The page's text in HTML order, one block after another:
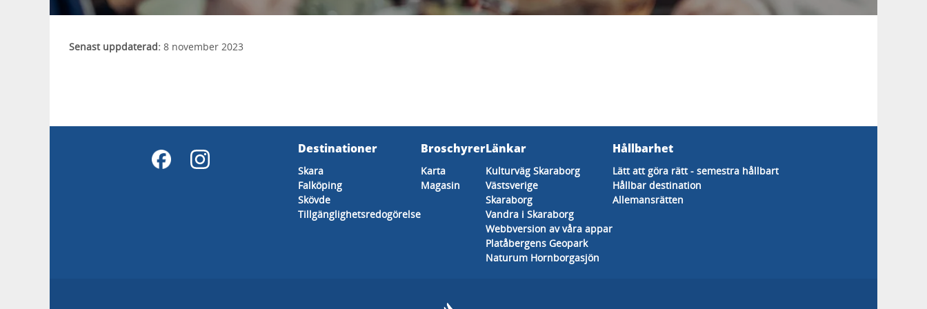
Senast uppdaterad: 8 november 2023
Destinationer
Skara
Falköping
Skövde
Tillgänglighetsredogörelse
Broschyrer
Karta
Magasin
Länkar
Kulturväg Skaraborg
Västsverige
Skaraborg
Vandra i Skaraborg
Webbversion av våra appar
Platåbergens Geopark
Naturum Hornborgasjön
Hållbarhet
Lätt att göra rätt - semestra hållbart
Hållbar destination
Allemansrätten